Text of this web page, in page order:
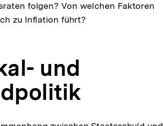
folgen? Von welchen Faktoren
zu Inflation führt?
und